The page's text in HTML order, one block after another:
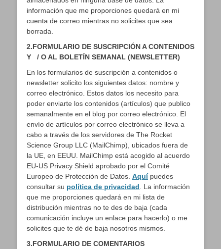
información que me proporciones quedará en mi
cuenta de correo mientras no solicites que sea
borrada.
2.FORMULARIO DE SUSCRIPCIÓN A CONTENIDOS
Y / O AL BOLETÍN SEMANAL (NEWSLETTER)
En los formularios de suscripción a contenidos o
newsletter solicito los siguientes datos: nombre y
correo electrónico. Estos datos los necesito para
poder enviarte los contenidos (artículos) que publico
semanalmente en el blog por correo electrónico. El
envío de artículos por correo electrónico se lleva a
cabo a través de los servidores de The Rocket
Science Group LLC (MailChimp), ubicados fuera de
la UE, en EEUU. MailChimp está acogido al acuerdo
EU-US Privacy Shield aprobado por el Comité
Europeo de Protección de Datos. Aquípuedes
consultar su política de privacidad . La información
que me proporciones quedará en mi lista de
distribución mientras no te des de baja (cada
comunicación incluye un enlace para hacerlo) o me
solicites que te dé de baja nosotros mismos.
3.FORMULARIO DE COMENTARIOS